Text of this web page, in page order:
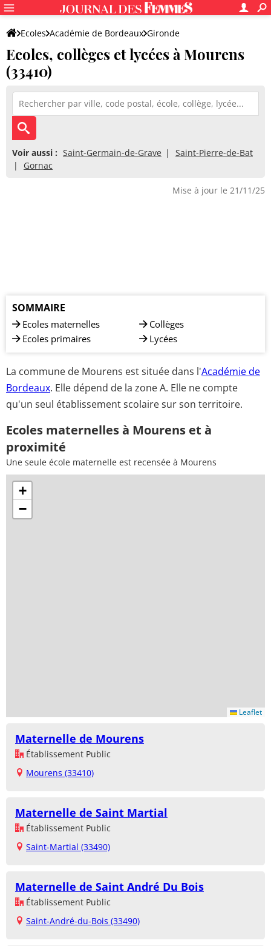
Ecoles Académie de Bordeaux Gironde
Ecoles, collèges et lycées à Mourens
(33410)
Voir aussi : Saint-Germain-de-Grave
Saint-Pierre-de-Bat
Gornac
Mise à jour le 21/11/25
SOMMAIRE
Ecoles maternelles
Ecoles primaires
Collèges
Lycées
La commune de Mourens est située dans l'Académie de
Bordeaux. Elle dépend de la zone A. Elle ne compte
qu'un seul établissement scolaire sur son territoire.
Ecoles maternelles à Mourens et à
proximité
Une seule école maternelle est recensée à Mourens
+
−
Leaflet
Maternelle de Mourens
Établissement Public
Mourens (33410)
Maternelle de Saint Martial
Établissement Public
Saint-Martial (33490)
Maternelle de Saint André Du Bois
Établissement Public
Saint-André-du-Bois (33490)